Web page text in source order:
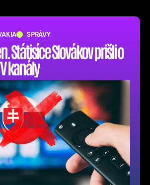
SPRÁVY
Státisíce Slovákov prišli o
kanály